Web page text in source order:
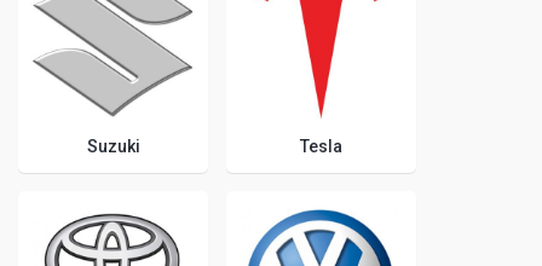
Suzuki Tesla